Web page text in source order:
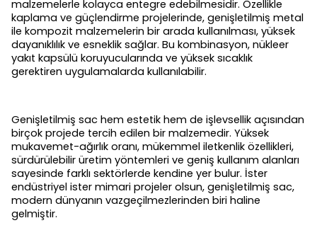
malzemelerle kolayca entegre edebilmesidir. Özellikle
kaplama ve güçlendirme projelerinde, genişletilmiş metal
ile kompozit malzemelerin bir arada kullanılması, yüksek
dayanıklılık ve esneklik sağlar. Bu kombinasyon, nükleer
yakıt kapsülü koruyucularında ve yüksek sıcaklık
gerektiren uygulamalarda kullanılabilir.
Genişletilmiş sac hem estetik hem de işlevsellik açısından
birçok projede tercih edilen bir malzemedir. Yüksek
mukavemet-ağırlık oranı, mükemmel iletkenlik özellikleri,
sürdürülebilir üretim yöntemleri ve geniş kullanım alanları
sayesinde farklı sektörlerde kendine yer bulur. İster
endüstriyel ister mimari projeler olsun, genişletilmiş sac,
modern dünyanın vazgeçilmezlerinden biri haline
gelmiştir.